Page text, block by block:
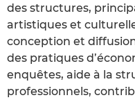
des structures,
artistiques et
conception et
des pratiques
enquêtes, aide à la
professionnels,